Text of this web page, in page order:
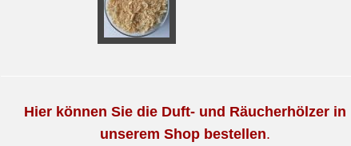
Hier können Sie die Duft- und Räucherhölzer in
unserem Shop bestellen.